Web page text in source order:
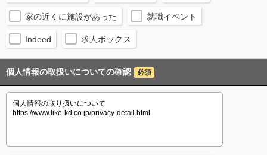
家の近くに施設があった 就職イベント
Indeed 求人ボックス
個人情報の取扱いについての確認 必須